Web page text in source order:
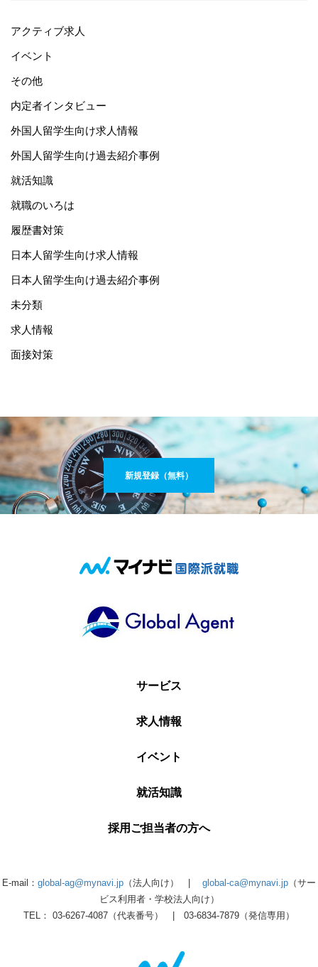
アクティブ求人
イベント
その他
内定者インタビュー
外国人留学生向け求人情報
外国人留学生向け過去紹介事例
就活知識
就職のいろは
履歴書対策
日本人留学生向け求人情報
日本人留学生向け過去紹介事例
未分類
求人情報
面接対策
新規登録（無料）
サービス
求人情報
イベント
就活知識
採用ご担当者の方へ
E-mail： global-ag@mynavi.jp （法人向け） | global-ca@mynavi.jp （サー
ビス利用者・学校法人向け）
TEL： 03-6267-4087（代表番号） | 03-6834-7879（発信専用）